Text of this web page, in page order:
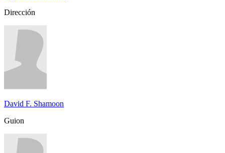
Dirección
David F. Shamoon
Guion